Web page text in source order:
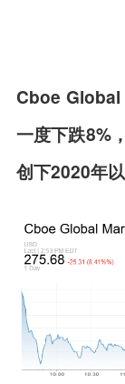
Cboe Global
一度下跌8%
创下2020年